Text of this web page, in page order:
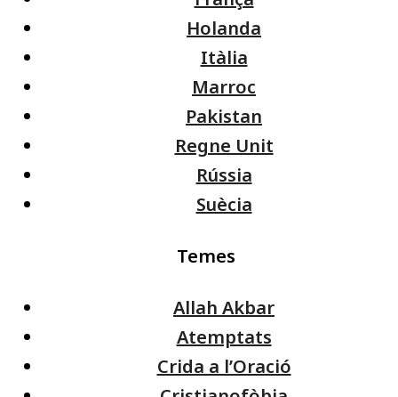
Holanda
Itàlia
Marroc
Pakistan
Regne Unit
Rússia
Suècia
Temes
Allah Akbar
Atemptats
Crida a l’Oració